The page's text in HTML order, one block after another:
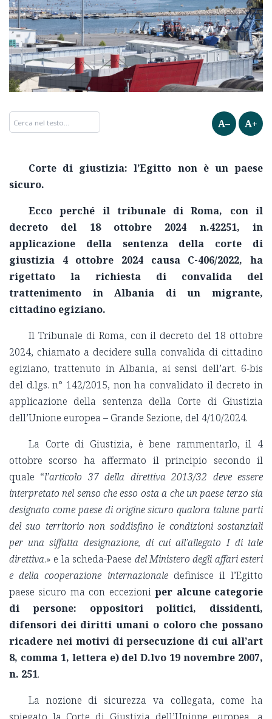
A– A+
Corte di giustizia: l’Egitto non è un paese
sicuro.
Ecco perché il tribunale di Roma, con il
decreto del 18 ottobre 2024 n.42251, in
applicazione della sentenza della corte di
giustizia 4 ottobre 2024 causa C-406/2022, ha
rigettato la richiesta di convalida del
trattenimento in Albania di un migrante,
cittadino egiziano.
Il Tribunale di Roma, con il decreto del 18 ottobre
2024, chiamato a decidere sulla convalida di cittadino
egiziano, trattenuto in Albania, ai sensi dell’art. 6-bis
del d.lgs. n° 142/2015, non ha convalidato il decreto in
applicazione della sentenza della Corte di Giustizia
dell’Unione europea – Grande Sezione, del 4/10/2024.
La Corte di Giustizia, è bene rammentarlo, il 4
ottobre scorso ha affermato il principio secondo il
quale “l’articolo 37 della direttiva 2013/32 deve essere
interpretato nel senso che esso osta a che un paese terzo sia
designato come paese di origine sicuro qualora talune parti
del suo territorio non soddisfino le condizioni sostanziali
per una siffatta designazione, di cui all'allegato I di tale
direttiva.» e la scheda-Paese del Ministero degli affari esteri
e della cooperazione internazionale definisce il l’Egitto
paese sicuro ma con eccezioniper alcune categorie
di persone: oppositori politici, dissidenti,
difensori dei diritti umani o coloro che possano
ricadere nei motivi di persecuzione di cui all’art
8, comma 1, lettera e) del D.lvo 19 novembre 2007,
n. 251.
La nozione di sicurezza va collegata, come ha